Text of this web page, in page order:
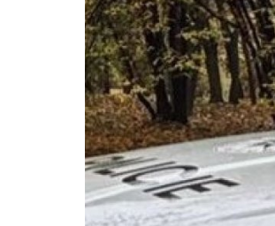
INZERCE